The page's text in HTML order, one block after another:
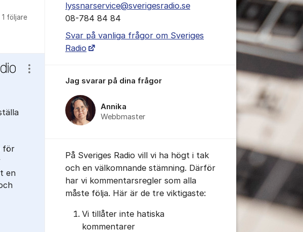
1 följare
för
en
Visa/dölj inställningar för inlägg/kommentar
lyssnarservice@sverigesradio.se
08-784 84 84
Svar på vanliga frågor om Sveriges
Radio
Jag svarar på dina frågor
Annika
Webbmaster
På Sveriges Radio vill vi ha högt i tak
och en välkomnande stämning. Därför
har vi kommentarsregler som alla
måste följa. Här är de tre viktigaste:
Vi tillåter inte hatiska
kommentarer